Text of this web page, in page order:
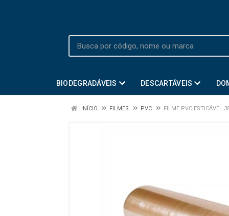
BIODEGRADÁVEIS DESCARTÁVEIS
INÍCIO FILMES PVC FILME PVC ESTICÁVEL